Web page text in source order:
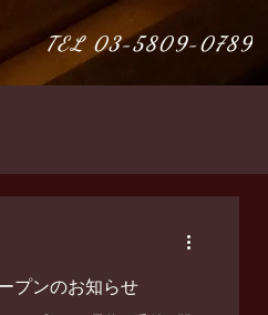
TEL 03-5809-0789
プンのお知らせ